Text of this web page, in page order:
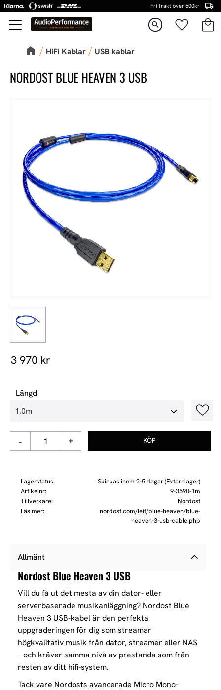
Meny
Fri frakt över 500kr
search Favoriter
HiFi Kablar USB kablar
NORDOST BLUE HEAVEN 3 USB
3 970 kr
Längd
+
-
Lagerstatus
Skickas inom 2-5 dagar (Externlager)
Artikelnr
9-3590-1m
Tillverkare
Nordost
Läs mer
nordost.com/leif/blue-heaven/blue-
heaven-3-usb-cable.php
Allmänt
Nordost Blue Heaven 3 USB
Vill du få ut det mesta av din dator- eller
serverbaserade musikanläggning? Nordost Blue
Heaven 3 USB-kabel är den perfekta
uppgraderingen för dig som streamar
högkvalitativ musik från dator, streamer eller NAS
– och kräver samma nivå av prestanda som från
resten av ditt hifi-system.
Tack vare Nordosts avancerade Micro Mono-